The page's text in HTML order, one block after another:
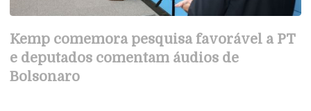
Kemp comemora pesquisa favorável a PT
e deputados comentam áudios de
Bolsonaro